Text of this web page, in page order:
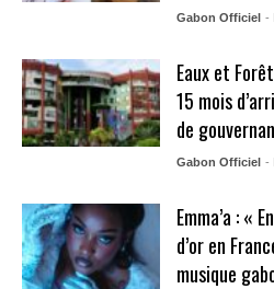
Gabon Officiel -
Eaux et
15 mois
de
Gabon Officiel -
Emma’a : «
d’or en
musique